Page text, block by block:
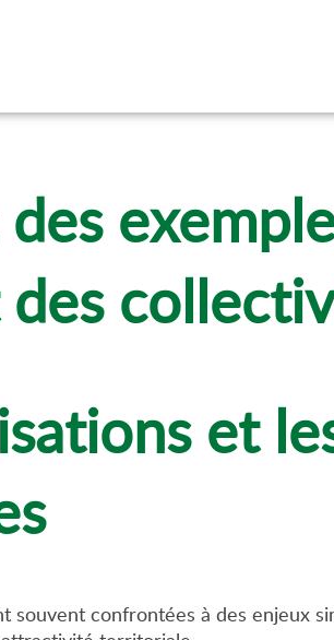
et
confrontées à des enjeux